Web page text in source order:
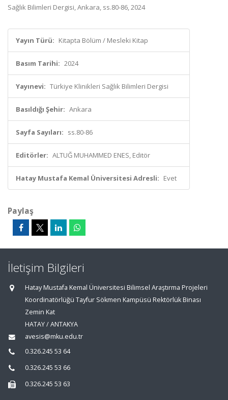
Sağlık Bilimleri Dergisi, Ankara, ss.80-86, 2024
Yayın Türü: Kitapta Bölüm / Mesleki Kitap
Basım Tarihi: 2024
Yayınevi: Türkiye Klinikleri Sağlık Bilimleri Dergisi
Basıldığı Şehir: Ankara
Sayfa Sayıları: ss.80-86
Editörler: ALTUĞ MUHAMMED ENES, Editör
Hatay Mustafa Kemal Üniversitesi Adresli: Evet
Paylaş
İletişim Bilgileri
Hatay Mustafa Kemal Üniversitesi Bilimsel Araştırma Projeleri
Koordinatörlüğü Tayfur Sökmen Kampüsü Rektörlük Binası
Zemin Kat
HATAY / ANTAKYA
avesis@mku.edu.tr
0.326.245 53 64
0.326.245 53 66
0.326.245 53 63